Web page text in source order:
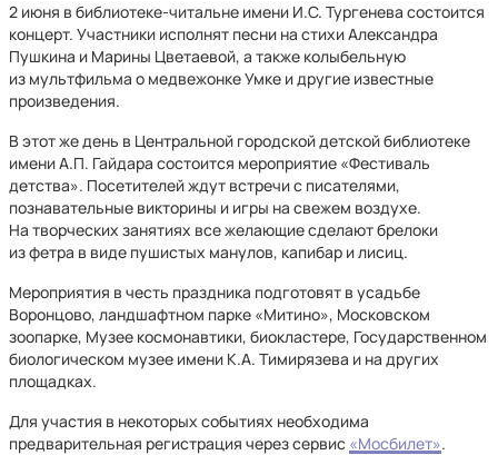
2 июня в библиотеке-читальне имени И.С. Тургенева состоится
концерт. Участники исполнят песни на стихи Александра
Пушкина и Марины Цветаевой, а также колыбельную
из мультфильма о медвежонке Умке и другие известные
произведения.
В этот же день в Центральной городской детской библиотеке
имени А.П. Гайдара состоится мероприятие «Фестиваль
детства». Посетителей ждут встречи с писателями,
познавательные викторины и игры на свежем воздухе.
На творческих занятиях все желающие сделают брелоки
из фетра в виде пушистых манулов, капибар и лисиц.
Мероприятия в честь праздника подготовят в усадьбе
Воронцово, ландшафтном парке «Митино», Московском
зоопарке, Музее космонавтики, биокластере, Государственном
биологическом музее имени К.А. Тимирязева и на других
площадках.
Для участия в некоторых событиях необходима
предварительная регистрация через сервис «Мосбилет».